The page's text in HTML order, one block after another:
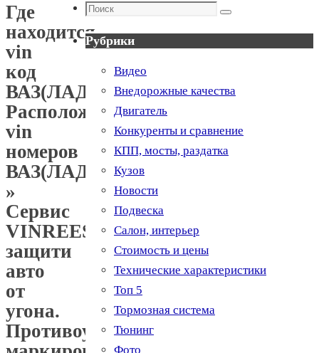
Где
находится
vin
код
ВАЗ(ЛАДА)?
Расположение
vin
номеров
ВАЗ(ЛАДА).
»
Сервис
VINREESTR.RU,
защити
авто
от
угона.
Противоугонная
Поиск
Поиск
Рубрики
Видео
Внедорожные качества
Двигатель
Конкуренты и сравнение
КПП, мосты, раздатка
Кузов
Новости
Подвеска
Салон, интерьер
Стоимость и цены
Технические характеристики
Топ 5
Тормозная система
Тюнинг
Фото